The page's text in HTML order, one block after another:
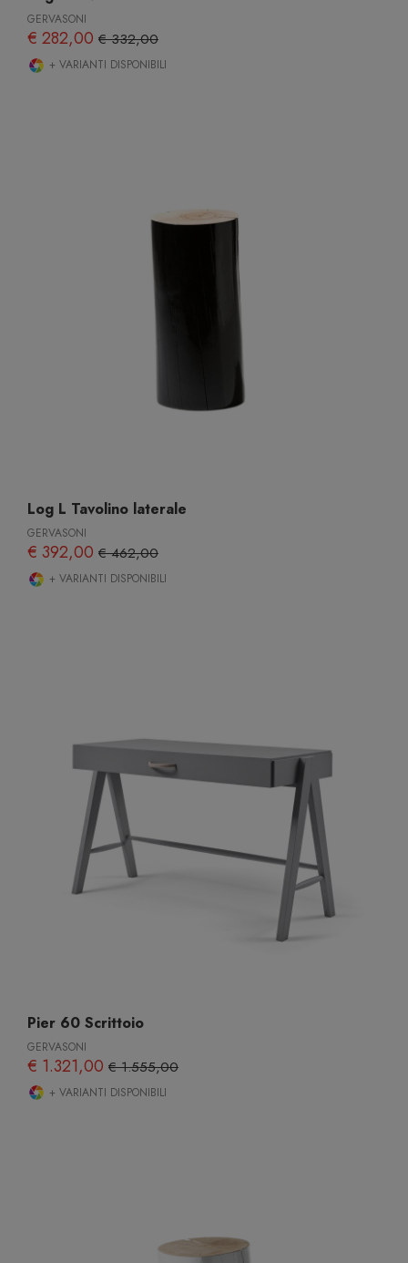
GERVASONI
€ 282,00 € 332,00
+ VARIANTI DISPONIBILI
Log L Tavolino laterale
GERVASONI
€ 392,00 € 462,00
+ VARIANTI DISPONIBILI
Pier 60 Scrittoio
GERVASONI
€ 1.321,00 € 1.555,00
+ VARIANTI DISPONIBILI